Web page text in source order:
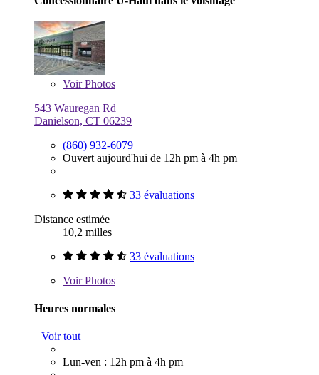
VoirPhotos
543 Wauregan Rd
Danielson, CT 06239
(860) 932-6079
Ouvert aujourd'hui de 12h pm à 4h pm
33 évaluations
Distance estimée
10,2 milles
33 évaluations
VoirPhotos
Heures normales
Voir tout
Lun-ven : 12h pm à 4h pm